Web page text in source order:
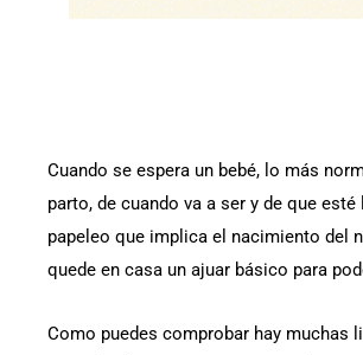
Cuando se espera un bebé, lo más
parto, de cuando va a ser y de que
papeleo que implica el nacimiento del
quede en casa un ajuar básico para
Como puedes comprobar hay muchas